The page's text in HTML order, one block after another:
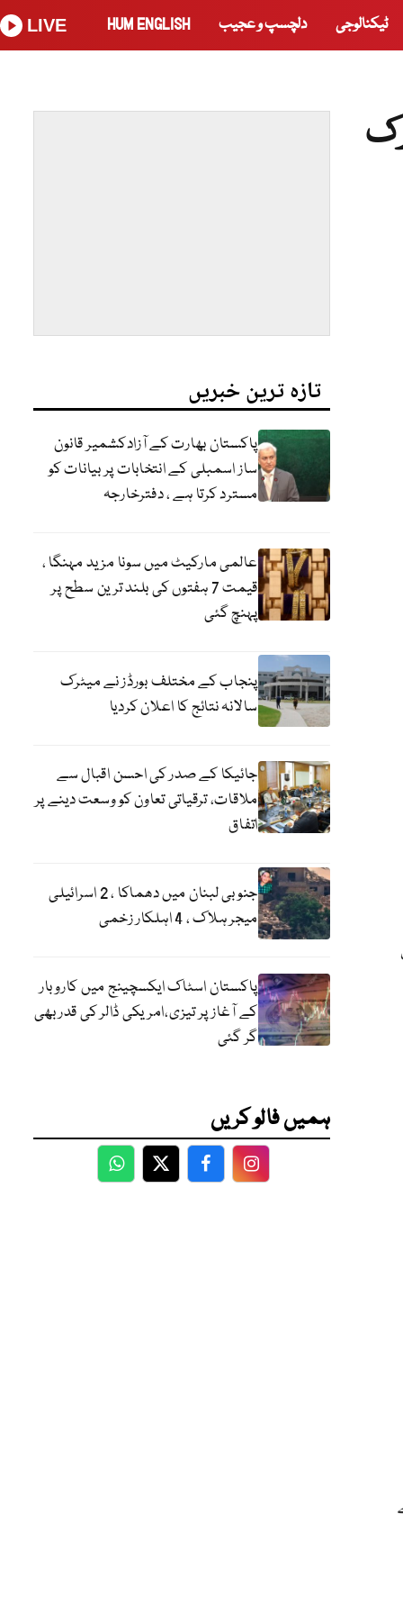
ٹیکنالوجی دلچسپ و عجیب HUM ENGLISH
LIVE
تازہ ترین خبریں
پاکستان بھارت کے آزادکشمیر قانون
ساز اسمبلی کے انتخابات پر بیانات کو
مسترد کرتا ہے ، دفترخارجہ
عالمی مارکیٹ میں سونا مزید مہنگا ،
قیمت 7 ہفتوں کی بلند ترین سطح پر
پہنچ گئی
پنجاب کے مختلف بورڈز نے میٹرک
سالانہ نتائج کا اعلان کردیا
جائیکا کے صدر کی احسن اقبال سے
ملاقات، ترقیاتی تعاون کو وسعت دینے پر
اتفاق
جنوبی لبنان میں دھماکا ، 2 اسرائیلی
میجر ہلاک ، 4 اہلکار زخمی
پاکستان اسٹاک ایکسچینج میں کاروبار
کے آغاز پر تیزی،امریکی ڈالر کی قدر بھی
گر گئی
ہمیں فالو کریں
WhatsApp
TwitterFacebookFacebook